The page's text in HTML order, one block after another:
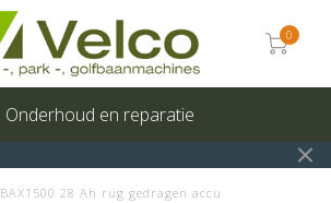
0
Onderhoud en reparatie
BAX1500 28 Ah rug gedragen accu